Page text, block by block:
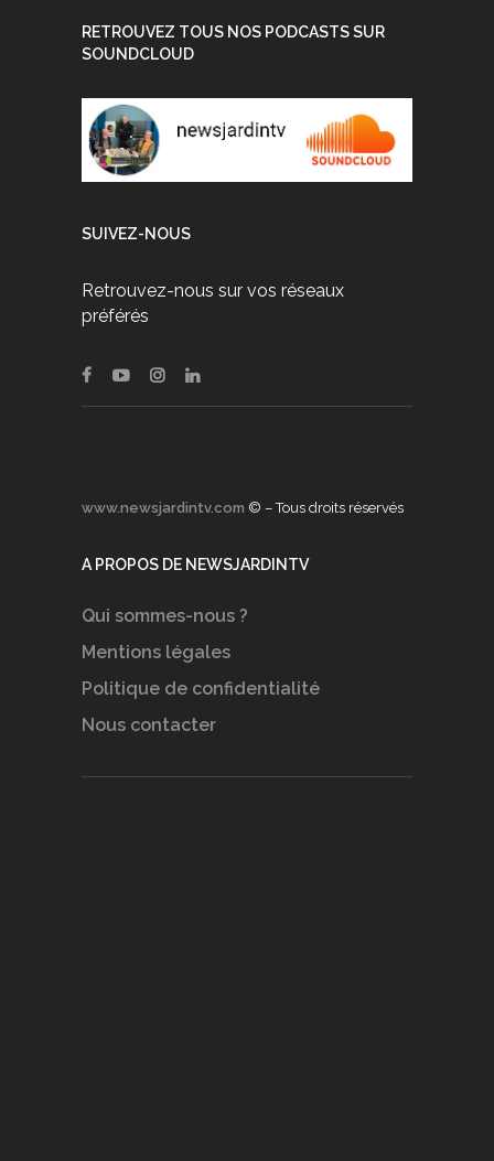
RETROUVEZ TOUS NOS PODCASTS SUR
SOUNDCLOUD
SUIVEZ-NOUS
Retrouvez-nous sur vos réseaux
préférés
www.newsjardintv.com © – Tous droits réservés
A PROPOS DE NEWSJARDINTV
Qui sommes-nous ?
Mentions légales
Politique de confidentialité
Nous contacter